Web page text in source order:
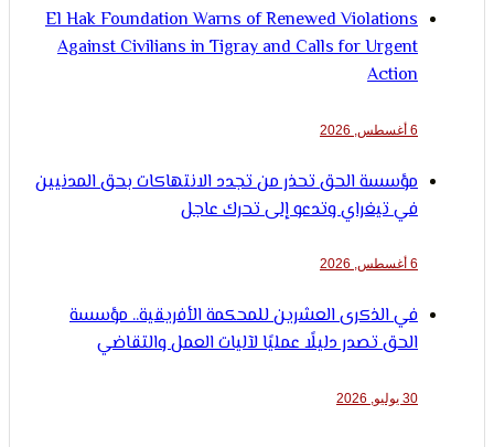
El Hak Foundation Warns of Renewed Violations
Against Civilians in Tigray and Calls for Urgent
مؤسسة الحق تحذر من تجدد الانتهاكات بحق المدنيين
في تيغراي وتدعو إلى تحرك عاجل
في الذكرى العشرين للمحكمة الأفريقية.. مؤسسة
الحق تصدر دليلًا عمليًا لآليات العمل والتقاضي